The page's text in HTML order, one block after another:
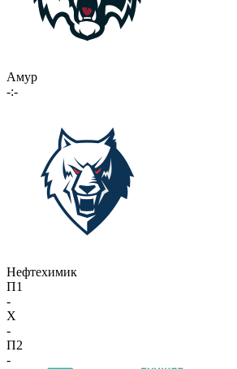
Амур
-:-
Нефтехимик
П1
-
X
-
П2
-